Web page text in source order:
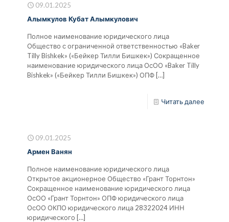
09.01.2025
Алымкулов Кубат Алымкулович
Полное наименование юридического лица
Общество с ограниченной ответственностью «Baker
Tilly Bishkek» («Бейкер Тилли Бишкек») Сокращенное
наименование юридического лица ОсОО «Baker Tilly
Bishkek» («Бейкер Тилли Бишкек») ОПФ[…]
Читать далее
09.01.2025
Армен Ванян
Полное наименование юридического лица
Открытое акционерное Общество «Грант Торнтон»
Сокращенное наименование юридического лица
ОсОО «Грант Торнтон» ОПФ юридического лица
ОсОО ОКПО юридического лица 28322024 ИНН
юридического […]